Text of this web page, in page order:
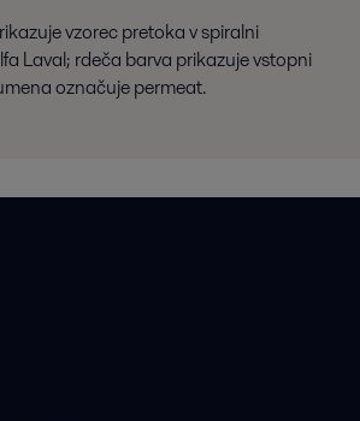
vzorec pretoka v spiralni
Laval; rdeča barva prikazuje vstopni
označuje permeat.